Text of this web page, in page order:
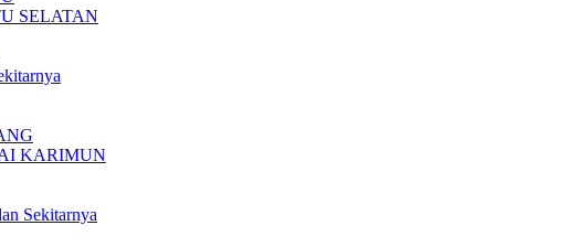
SELATAN
KARIMUN
Sekitarnya